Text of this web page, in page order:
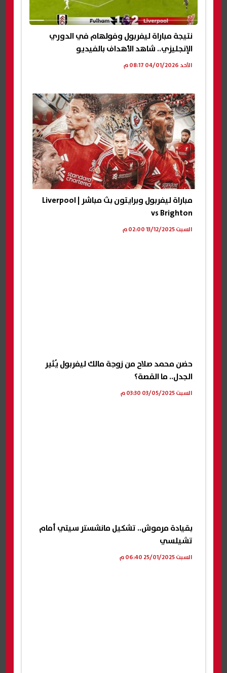
نتيجة مباراة ليفربول وفولهام في الدوري
الإنجليزي.. شاهد الأهداف بالفيديو
الأحد 04/01/2026 08:17 م
مباراة ليفربول وبرايتون بث مباشر | Liverpool
vs Brighton
السبت 13/12/2025 02:00 م
حضن محمد صلاح من زوجة مالك ليفربول يُثير
الجدل.. ما القصة؟
السبت 03/05/2025 03:30 م
بقيادة مرموش.. تشكيل مانشستر سيتي أمام
تشيلسي
السبت 25/01/2025 06:40 م